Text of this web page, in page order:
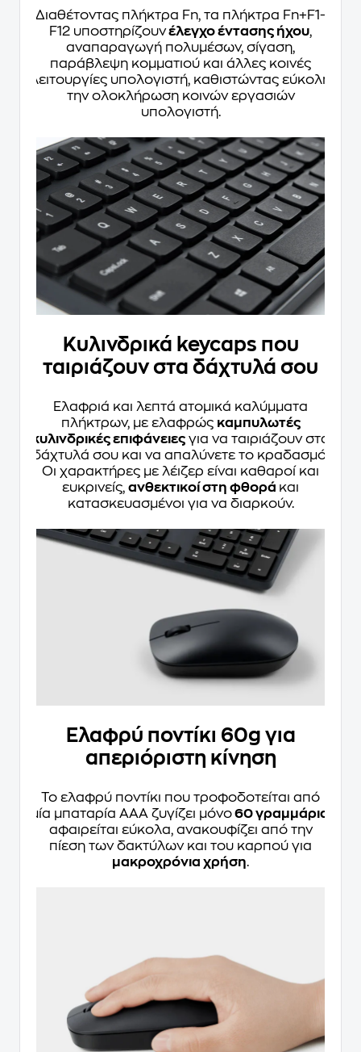
Διαθέτοντας πλήκτρα Fn, τα πλήκτρα Fn+F1-
F12 υποστηρίζουνέλεγχο έντασης ήχου,
αναπαραγωγή πολυμέσων, σίγαση,
παράβλεψη κομματιού και άλλες κοινές
λειτουργίες υπολογιστή, καθιστώντας εύκολη
την ολοκλήρωση κοινών εργασιών
υπολογιστή.
Κυλινδρικά keycaps που
ταιριάζουν στα δάχτυλά σου
Ελαφριά και λεπτά ατομικά καλύμματα
πλήκτρων, με ελαφρώς καμπυλωτές
κυλινδρικές επιφάνειες για να ταιριάζουν στα
δάχτυλά σου και να απαλύνετε το κραδασμό.
Οι χαρακτήρες με λέιζερ είναι καθαροί και
ευκρινείς, ανθεκτικοί στη φθορά και
κατασκευασμένοι για να διαρκούν.
Ελαφρύ ποντίκι 60g για
απεριόριστη κίνηση
Το ελαφρύ ποντίκι που τροφοδοτείται από
μία μπαταρία AAA ζυγίζει μόνο60 γραμμάρια
αφαιρείται εύκολα, ανακουφίζει από την
πίεση των δακτύλων και του καρπού για
μακροχρόνια χρήση.